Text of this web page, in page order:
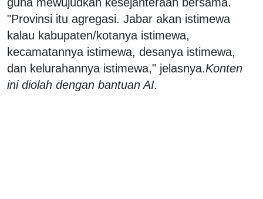
"Provinsi itu agregasi. Jabar akan istimewa
kalau kabupaten/kotanya istimewa,
kecamatannya istimewa, desanya istimewa,
dan kelurahannya istimewa," jelasnya.Konten
ini diolah dengan bantuan AI.